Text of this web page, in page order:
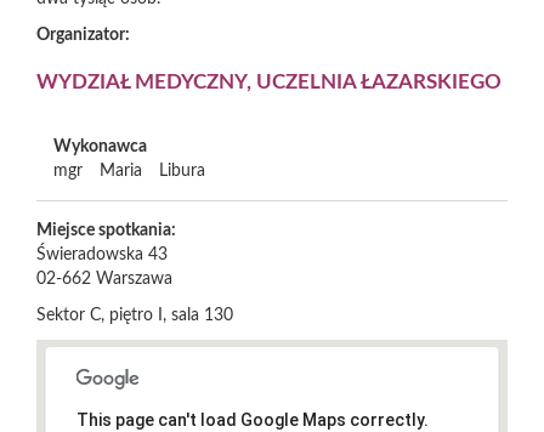
Organizator:
WYDZIAŁ MEDYCZNY, UCZELNIA ŁAZARSKIEGO
Wykonawca
mgr
Maria Libura
Miejsce spotkania:
Świeradowska 43
02-662 Warszawa
Sektor C, piętro I, sala 130
This page can't load Google Maps correctly.